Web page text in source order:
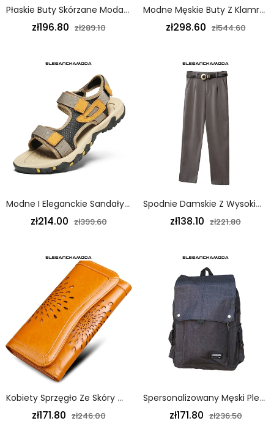
Płaskie Buty Skórzane Moda Damska Wygodne Sznurowane Miękka Podeszwa Czarny
zł196.80 zł289.10
Modne Męskie Buty Z Klamrą Skórzane Biznesowe Buty Wyjściowe Casual Wygodne Czarne
zł298.60 zł544.60
Modne I Eleganckie Sandały Męskie Wyjątkowo Duże Sportowe Buty Plażowe 46 47 48 Khaki
zł214.00 zł399.60
Spodnie Damskie Z Wysokim Stanem Proste Wąskie Luksusowe Brązowe
zł138.10 zł221.80
Kobiety Sprzęgło Ze Skóry Wołowej Długi Portfel Moda Skóra Bydlęca Wielofunkcyjny Może Pomieścić Telefon Komórkowy Żółty
zł171.80 zł246.00
Spersonalizowany Męski Plecak Młodzieżowy Z Klapką Czarny
zł171.80 zł236.50